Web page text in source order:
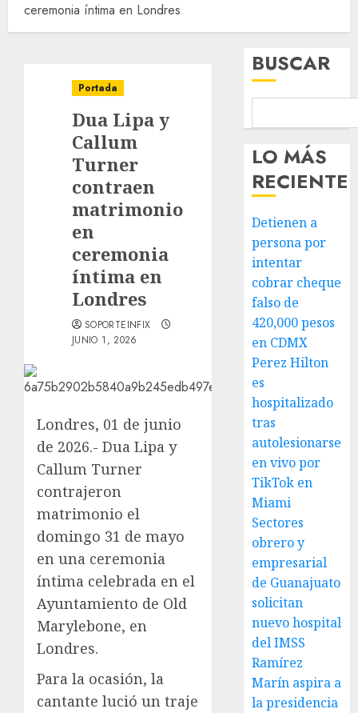
ceremonia íntima en Londres
Portada
Dua Lipa y
Callum
Turner
contraen
matrimonio
en
ceremonia
íntima en
Londres
SOPORTEINFIX
JUNIO 1, 2026
Londres, 01 de junio
de 2026.- Dua Lipa y
Callum Turner
contrajeron
matrimonio el
domingo 31 de mayo
en una ceremonia
íntima celebrada en el
Ayuntamiento de Old
Marylebone, en
Londres.
Para la ocasión, la
cantante lució un traje
BUSCAR
LO MÁS
RECIENTE
Detienen a
persona por
intentar
cobrar cheque
falso de
420,000 pesos
en CDMX
Perez Hilton
es
hospitalizado
tras
autolesionarse
en vivo por
TikTok en
Miami
Sectores
obrero y
empresarial
de Guanajuato
solicitan
nuevo hospital
del IMSS
Ramírez
Marín aspira a
la presidencia